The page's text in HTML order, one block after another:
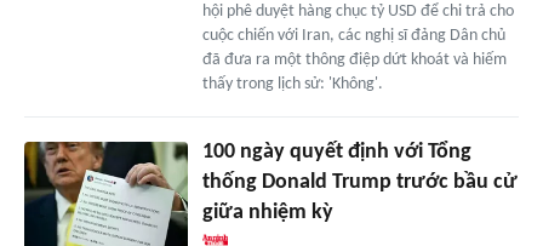
hội phê duyệt hàng chục tỷ USD để chi trả cho
cuộc chiến với Iran, các nghị sĩ đảng Dân chủ
đã đưa ra một thông điệp dứt khoát và hiếm
thấy trong lịch sử: 'Không'.
100 ngày quyết định với Tổng
thống Donald Trump trước bầu cử
giữa nhiệm kỳ